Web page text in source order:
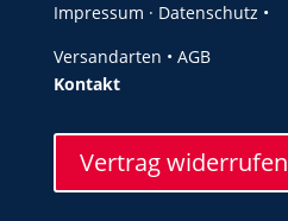
Impressum · Datenschutz •
Versandarten • AGB
Kontakt
Vertrag widerrufen